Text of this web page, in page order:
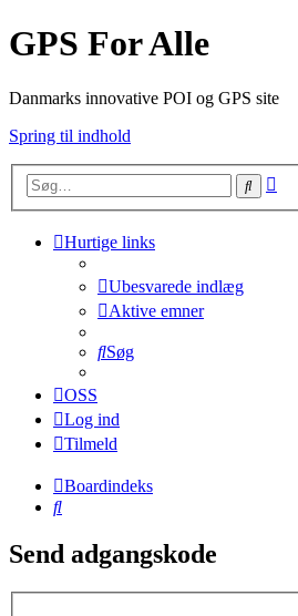
GPS For Alle
Danmarks innovative POI og GPS site
Spring til indhold
Søg
Hurtige links
Ubesvarede indlæg
Aktive emner
Søg
OSS
Log ind
Tilmeld
Boardindeks
Søg
Send adgangskode